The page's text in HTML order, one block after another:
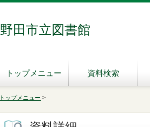
野田市立図書館
トップメニュー 資料検索
トップメニュー >